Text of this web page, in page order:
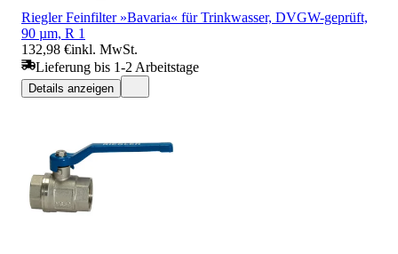
Riegler Feinfilter »Bavaria« für Trinkwasser, DVGW-geprüft,
90 µm, R 1
132,98 €inkl. MwSt.
Lieferung bis 1-2 Arbeitstage
Details anzeigen